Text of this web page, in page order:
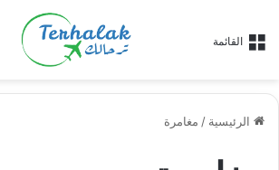
القائمة
الرئيسية / مغامرة